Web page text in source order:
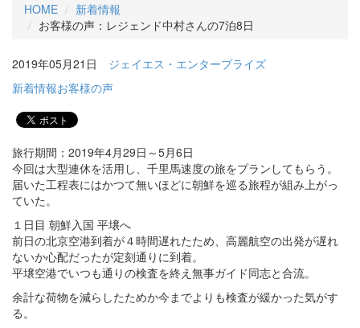
HOME
新着情報
お客様の声：レジェンド中村さんの7泊8日
2019年05月21日
ジェイエス・エンタープライズ
新着情報お客様の声
旅行期間：2019年4月29日～5月6日
今回は大型連休を活用し、千里馬速度の旅をプランしてもらう。
届いた工程表にはかつて無いほどに朝鮮を巡る旅程が組み上がっ
ていた。
１日目 朝鮮入国 平壌へ
前日の北京空港到着が４時間遅れたため、高麗航空の出発が遅れ
ないか心配だったが定刻通りに到着。
平壌空港でいつも通りの検査を終え無事ガイド同志と合流。
余計な荷物を減らしたためか今までよりも検査が緩かった気がす
る。